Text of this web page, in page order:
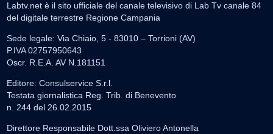
Labtv.net è il sito ufficiale del canale televisivo di Lab Tv canale 84
del digitale terrestre Regione Campania
Sede legale: Via Chiaio, 5 - 83010 – Torrioni (AV)
P.IVA 02757950643
Oscr. R.E.A. AV N.181151
Editore: Consulservice S.r.l.
Testata giornalistica Reg. Trib. di Benevento
n. 244 del 26.02.2015
Direttore Responsabile Dott.ssa Oliviero Antonella